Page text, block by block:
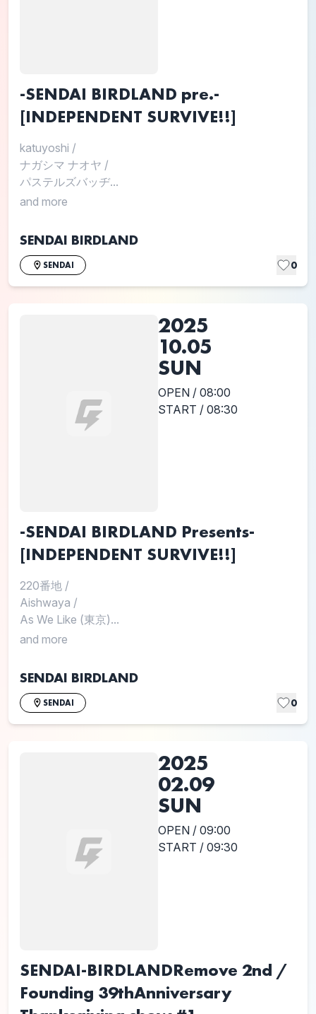
-SENDAI BIRDLAND pre.-
[INDEPENDENT SURVIVE!!]
katuyoshi /
ナガシマ ナオヤ /
パステルズバッヂ...
and more
SENDAI BIRDLAND
SENDAI 0
2025
10.05
SUN
OPEN / 08:00
START / 08:30
-SENDAI BIRDLAND Presents-
[INDEPENDENT SURVIVE!!]
220番地 /
Aishwaya /
As We Like (東京)...
and more
SENDAI BIRDLAND
SENDAI 0
2025
02.09
SUN
OPEN / 09:00
START / 09:30
SENDAI-BIRDLANDRemove 2nd /
Founding 39thAnniversary